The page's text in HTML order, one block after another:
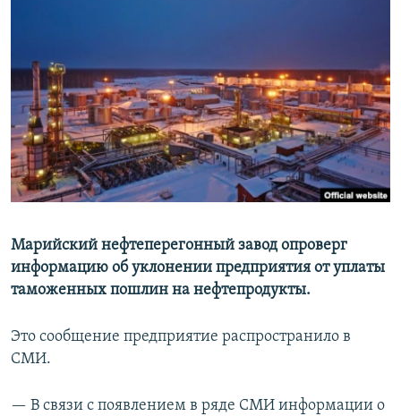
ПОДПИШИТЕСЬ НА РАССЫЛКУ
СОЦИАЛЬНЫЕ СЕТИ
Все сайты РСЕ/РС
Марийский нефтеперегонный завод опроверг
информацию об уклонении предприятия от уплаты
таможенных пошлин на нефтепродукты.
Это сообщение предприятие распространило в
СМИ.
— В связи с появлением в ряде СМИ информации о